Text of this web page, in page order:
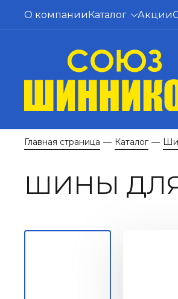
О компанииКаталог Акции
Главная страница — Каталог —
ШИНЫ ДЛЯ